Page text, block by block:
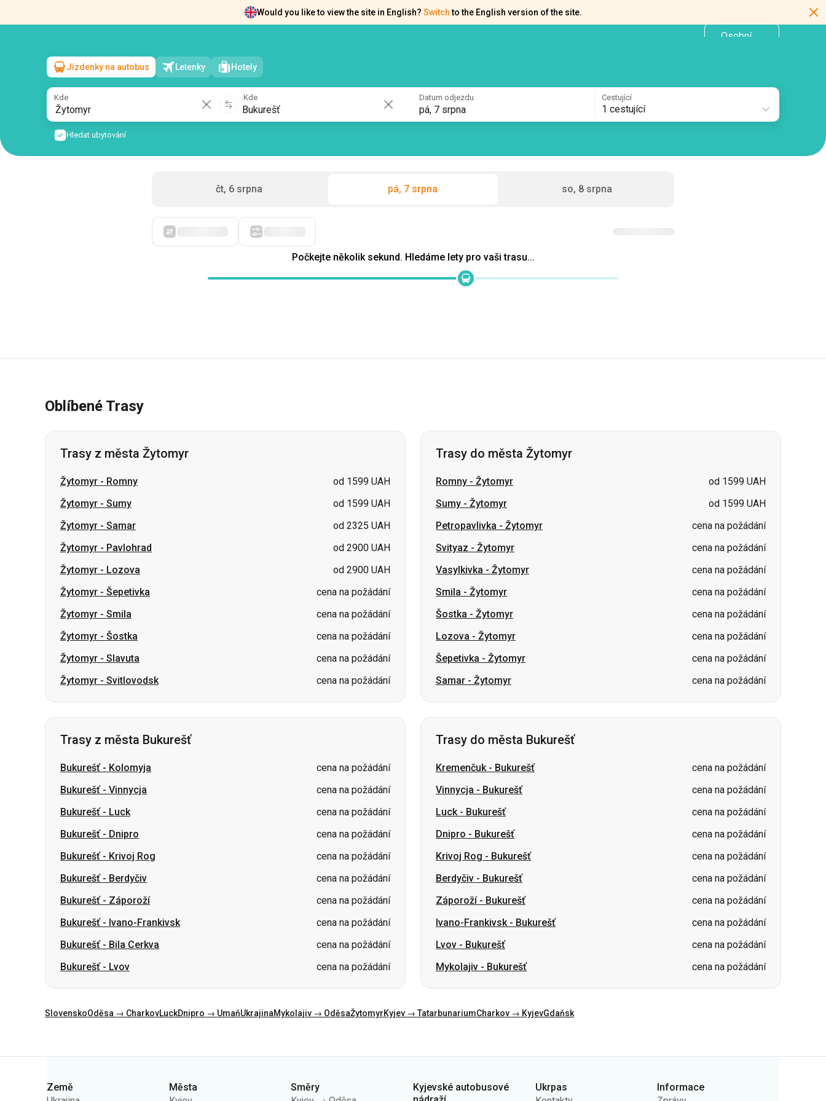
Would you like to view the site in English? Switch to the English version of the site.
Osobní
Žytomyr→Bukurešť
pá, 7 srpna/1 cestující
Jízdenky na autobus Letenky Hotely
Kde Kde Datum odjezdu
pá, 7 srpna
Cestující
1 cestující
Hledat ubytování
čt, 6 srpna pá, 7 srpna so, 8 srpna
Romny
Žytomyr-Samar
Žytomyr-Pavlohrad
od 2900 UAH
Žytomyr-Lozova
od 2900 UAH
Žytomyr-Šepetivka
cena na požádání
Žytomyr-Smila
cena na požádání
Žytomyr-Šostka
cena na požádání
Žytomyr-Slavuta
cena na požádání
Žytomyr-Svitlovodsk cena na požádání
Petropavlivka-Žytomyr
Svityaz-Žytomyr
cena na požádání
Vasylkivka-Žytomyr
cena na požádání
Smila-Žytomyr
cena na požádání
Šostka-Žytomyr
cena na požádání
Lozova-Žytomyr
cena na požádání
Šepetivka-Žytomyr
cena na požádání
Samar-Žytomyr cena na požádání
Trasy z města Bukurešť
Bukurešť-Kolomyja
cena na požádání
Bukurešť-Luck
Bukurešť-Dnipro
cena na požádání
Bukurešť-Krivoj Rog
cena na požádání
Bukurešť-Berdyčiv
cena na požádání
Bukurešť-Záporoží
cena na požádání
Bukurešť-Ivano-Frankivsk
cena na požádání
Bukurešť-Bila Cerkva
cena na požádání
Bukurešť-Lvov cena na požádání
Trasy do města Bukurešť
Kremenčuk-Bukurešť
cena na požádání
Luck- Bukurešť
Dnipro-Bukurešť
cena na požádání
Krivoj Rog-Bukurešť
cena na požádání
Berdyčiv-Bukurešť
cena na požádání
Záporoží-Bukurešť
cena na požádání
Ivano-Frankivsk-Bukurešť
cena na požádání
Lvov-Bukurešť
cena na požádání
Mykolajiv-Bukurešť cena na požádání
SlovenskoOděsa → Charkov Mykolajiv → Oděsa ŽytomyrKyjev → TatarbunariumCharkov → Kyjev
Kategorie
Německo
Česko
Dněpr
Lvov
Varšava → Dněpr
Dněpr → Oděsa
AN Pivdenna
Zásady ochrany osobních
údajů
Vrácení vstupenek
Mapa stránek